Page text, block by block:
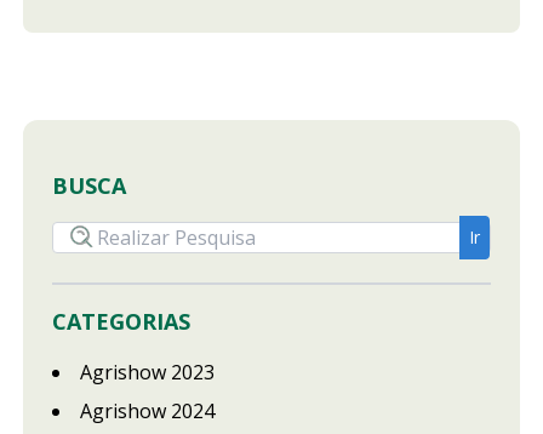
BUSCA
CATEGORIAS
Agrishow 2023
Agrishow 2024